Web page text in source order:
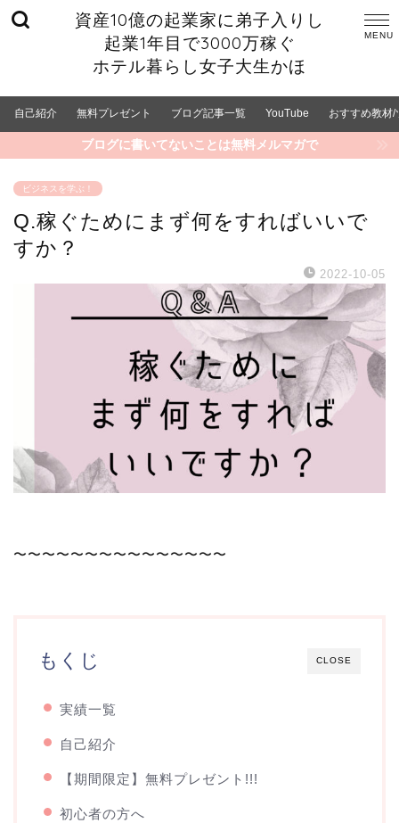
資産10億の起業家に弟子入りし
起業1年目で3000万稼ぐ
ホテル暮らし女子大生かほ
自己紹介 無料プレゼント ブログ記事一覧 YouTube おすすめ教材/
ブログに書いてないことは無料メルマガで
ビジネスを学ぶ！
Q.稼ぐためにまず何をすればいいで
すか？
2022-10-05
〜〜〜〜〜〜〜〜〜〜〜〜〜〜〜
CLOSE
もくじ
実績一覧
自己紹介
【期間限定】無料プレゼント!!!
初心者の方へ